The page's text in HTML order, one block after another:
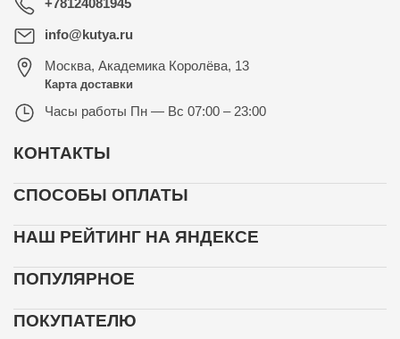
info@kutya.ru
Москва, Академика Королёва, 13
Карта доставки
Часы работы Пн — Вс 07:00 – 23:00
КОНТАКТЫ
СПОСОБЫ ОПЛАТЫ
НАШ РЕЙТИНГ НА ЯНДЕКСЕ
ПОПУЛЯРНОЕ
ПОКУПАТЕЛЮ